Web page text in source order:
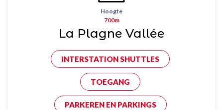
Hoogte
700m
La Plagne Vallée
INTERSTATION SHUTTLES
TOEGANG
PARKEREN EN PARKINGS